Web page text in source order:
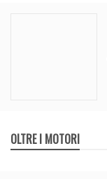
OLTRE I MOTORI